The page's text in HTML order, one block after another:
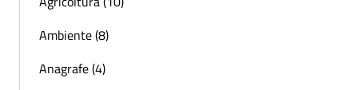
Ambiente (8)
Anagrafe (4)